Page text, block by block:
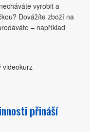
vyrobit a
Dovážíte zboží na
– například
videokurz
přináší